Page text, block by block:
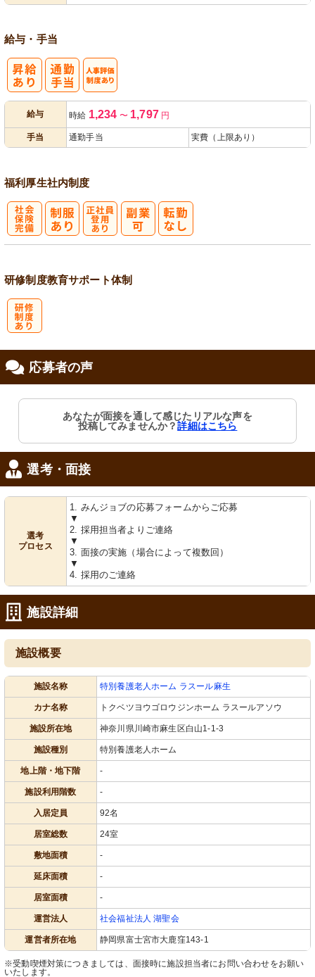
給与・手当
給与 時給 1,234 〜 1,797 円
手当 通勤手当 実費（上限あり）
福利厚生社内制度
研修制度教育サポート体制
応募者の声
あなたが面接を通して感じたリアルな声を
投稿してみませんか？詳細はこちら
選考・面接
選考
プロセス
1. みんジョブの応募フォームからご応募
▼
2. 採用担当者よりご連絡
▼
3. 面接の実施（場合によって複数回）
▼
4. 採用のご連絡
施設詳細
施設概要
施設名称 特別養護老人ホーム ラスール麻生
カナ名称 トクベツヨウゴロウジンホーム ラスールアソウ
施設所在地 神奈川県川崎市麻生区白山1-1-3
施設種別 特別養護老人ホーム
地上階・地下階 -
施設利用階数 -
入居定員 92名
居室総数 24室
敷地面積 -
延床面積 -
居室面積 -
運営法人 社会福祉法人 湖聖会
運営者所在地 静岡県富士宮市大鹿窪143-1
※受動喫煙対策につきましては、面接時に施設担当者にお問い合わせをお願い
いたします。